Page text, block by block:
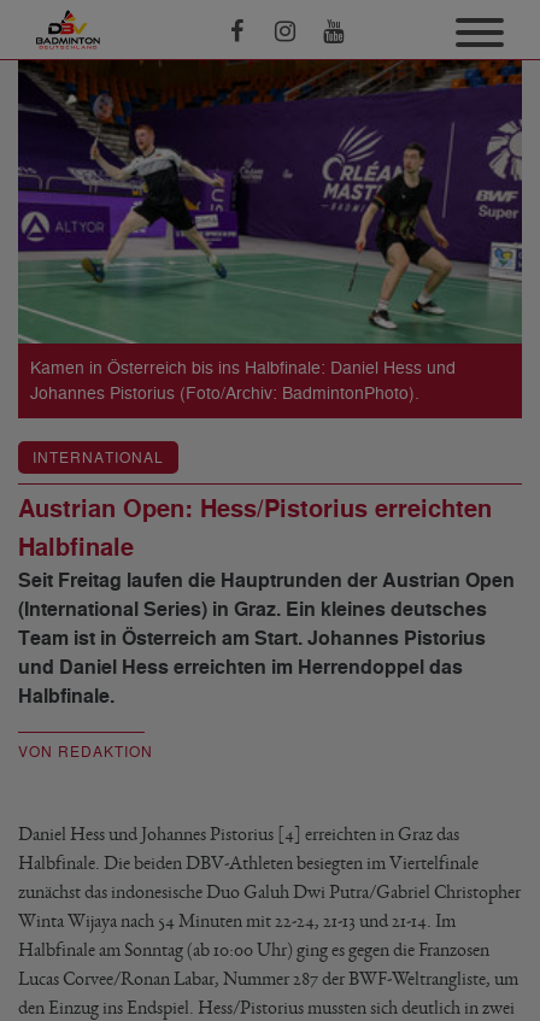
Kamen in Österreich bis ins Halbfinale: Daniel Hess und
Johannes Pistorius (Foto/Archiv: BadmintonPhoto).
INTERNATIONAL
Austrian Open: Hess/Pistorius erreichten
Halbfinale
Seit Freitag laufen die Hauptrunden der Austrian Open
(International Series) in Graz. Ein kleines deutsches
Team ist in Österreich am Start. Johannes Pistorius
und Daniel Hess erreichten im Herrendoppel das
Halbfinale.
VON REDAKTION
Daniel Hess und Johannes Pistorius [4] erreichten in Graz das
Halbfinale. Die beiden DBV-Athleten besiegten im Viertelfinale
zunächst das indonesische Duo Galuh Dwi Putra/Gabriel Christopher
Winta Wijaya nach 54 Minuten mit 22-24, 21-13 und 21-14. Im
Halbfinale am Sonntag (ab 10:00 Uhr) ging es gegen die Franzosen
Lucas Corvee/Ronan Labar, Nummer 287 der BWF-Weltrangliste, um
den Einzug ins Endspiel. Hess/Pistorius mussten sich deutlich in zwei